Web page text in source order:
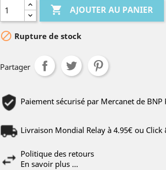
 AJOUTER AU PANIER
 Rupture de stock
Partager
Paiement sécurisé par Mercanet de BNP
Livraison Mondial Relay à 4.95€ ou
Politique des retours
En savoir plus ...